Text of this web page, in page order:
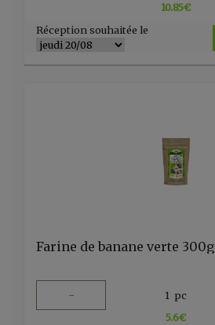
10.85€
Réception souhaitée le
Farine de banane verte 300g
- 1 pc
5.6€